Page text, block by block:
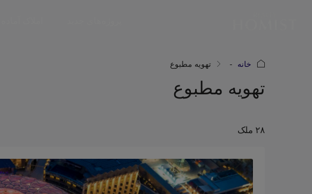
خانه تهویه مطبوع
تهویه مطبوع
۲۸ ملک